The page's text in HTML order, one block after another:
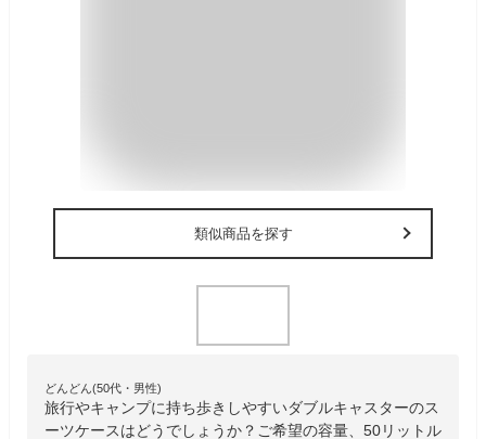
類似商品を探す
どんどん(50代・男性)
旅行やキャンプに持ち歩きしやすいダブルキャスターのス
ーツケースはどうでしょうか？ご希望の容量、50リットル